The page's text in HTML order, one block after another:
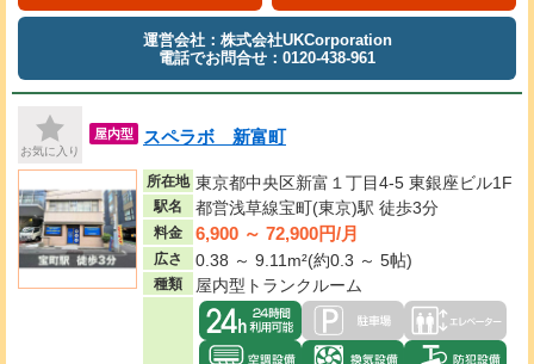
運営会社：株式会社UKCorporation
電話でお問合せ：0120-438-961
お気に入り
屋内型 スペラボ 新富町
所在地 東京都中央区新富１丁目4-5 東銀座ビル1F
駅名 都営浅草線宝町(東京)駅 徒歩3分
料金 6,900 ～ 72,900円/月
広さ 0.38 ～ 9.11m²(約0.3 ～ 5帖)
種類 屋内型トランクルーム